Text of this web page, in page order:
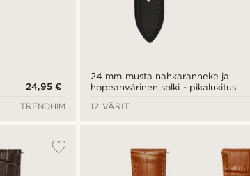
24,95 €
TRENDHIM
24 mm musta nahkaranneke ja
hopeanvärinen solki - pikalukitus
12 VÄRIT